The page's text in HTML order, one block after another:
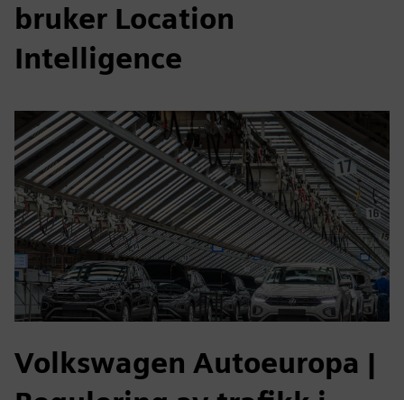
bruker Location
Intelligence
Volkswagen Autoeuropa |